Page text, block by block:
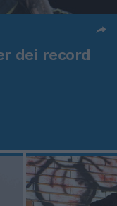
dei record